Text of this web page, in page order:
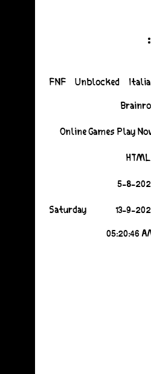
FNF Unblocked​
Online Games Play
5-8-
13-9-2025 Saturday
05:20:46